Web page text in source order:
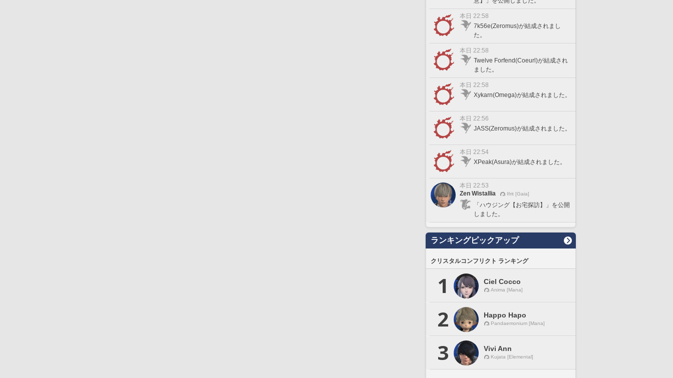
本日 22:58
7k56e(Zeromus)が結成されまし
た。
本日 22:58
Twelve Forfend(Coeurl)が結成され
ました。
本日 22:58
Xykarn(Omega)が結成されました。
本日 22:56
JASS(Zeromus)が結成されました。
本日 22:54
XPeak(Asura)が結成されました。
本日 22:53
Zen Wistallia
Ifrit [Gaia]
「ハウジング【お宅探訪】」を公開
しました。
ランキングピックアップ
クリスタルコンフリクト ランキング
1 Ciel Cocco
Anima [Mana]
2 Happo Hapo
Pandaemonium [Mana]
3 Vivi Ann
Kujata [Elemental]